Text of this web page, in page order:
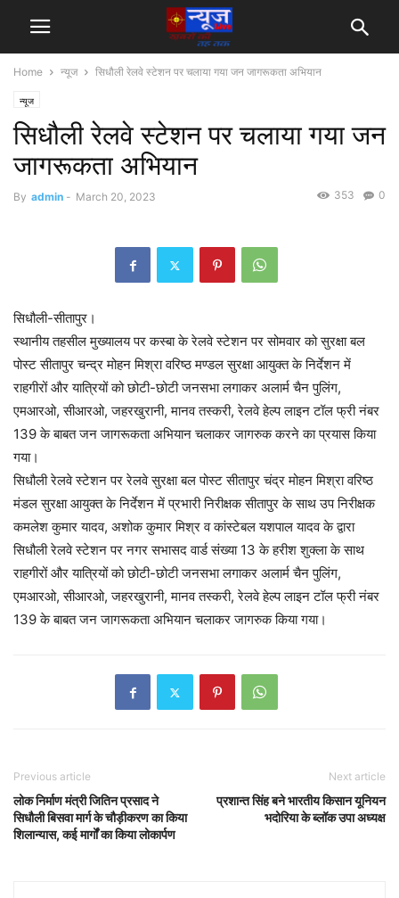
Home न्यूज सिधौली रेलवे स्टेशन पर चलाया गया जन जागरूकता अभियान
न्यूज
सिधौली रेलवे स्टेशन पर चलाया गया जन
जागरूकता अभियान
By admin - March 20, 2023 0
353
सिधौली-सीतापुर।
स्थानीय तहसील मुख्यालय पर कस्बा के रेलवे स्टेशन पर सोमवार को सुरक्षा बल
पोस्ट सीतापुर चन्द्र मोहन मिश्रा वरिष्ठ मण्डल सुरक्षा आयुक्त के निर्देशन में
राहगीरों और यात्रियों को छोटी-छोटी जनसभा लगाकर अलार्म चैन पुलिंग,
एमआरओ, सीआरओ, जहरखुरानी, मानव तस्करी, रेलवे हेल्प लाइन टॉल फ्री नंबर
139 के बाबत जन जागरूकता अभियान चलाकर जागरुक करने का प्रयास किया
गया।
सिधौली रेलवे स्टेशन पर रेलवे सुरक्षा बल पोस्ट सीतापुर चंद्र मोहन मिश्रा वरिष्ठ
मंडल सुरक्षा आयुक्त के निर्देशन में प्रभारी निरीक्षक सीतापुर के साथ उप निरीक्षक
कमलेश कुमार यादव, अशोक कुमार मिश्र व कांस्टेबल यशपाल यादव के द्वारा
सिधौली रेलवे स्टेशन पर नगर सभासद वार्ड संख्या 13 के हरीश शुक्ला के साथ
राहगीरों और यात्रियों को छोटी-छोटी जनसभा लगाकर अलार्म चैन पुलिंग,
एमआरओ, सीआरओ, जहरखुरानी, मानव तस्करी, रेलवे हेल्प लाइन टॉल फ्री नंबर
139 के बाबत जन जागरूकता अभियान चलाकर जागरुक किया गया।
Previous article
लोक निर्माण मंत्री जितिन प्रसाद ने
सिधौली बिसवा मार्ग के चौड़ीकरण का किया
शिलान्यास, कई मार्गों का किया लोकार्पण
Next article
प्रशान्त सिंह बने भारतीय किसान यूनियन
भदोरिया के ब्लॉक उपा अध्यक्ष